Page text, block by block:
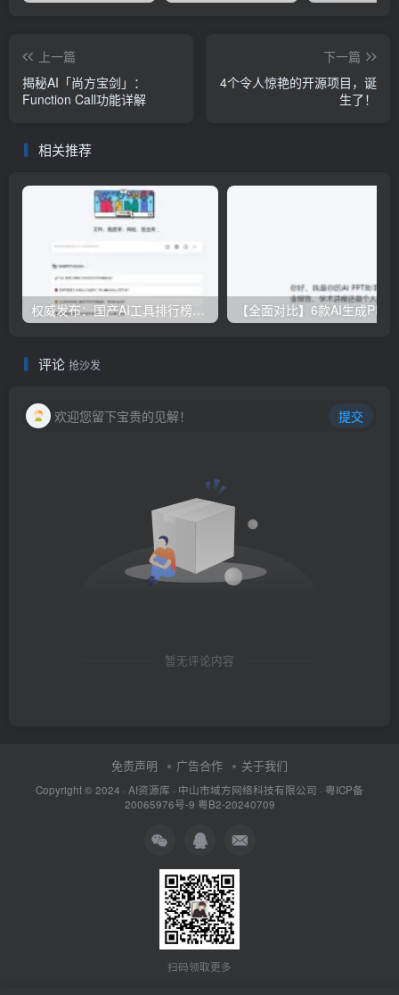
上一篇
揭秘AI「尚方宝剑」：
Function Call功能详解
下一篇
4个令人惊艳的开源项目，诞
生了！
相关推荐
权威发布：国产AI工具排行榜TOP10，必备神器一览无余
评论 抢沙发
欢迎您留下宝贵的见解！ 提交
暂无评论内容
免责声明 广告合作 关于我们
Copyright © 2024 · AI资源库 · 中山市域方网络科技有限公司 · 粤ICP备
20065976号-9 粤B2-20240709
扫码领取更多